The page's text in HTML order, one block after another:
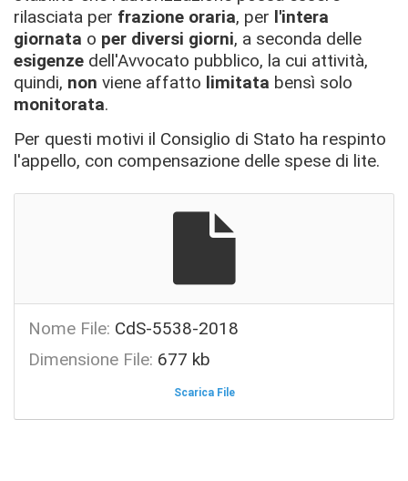
rilasciata per frazione oraria, per l'intera
giornata o per diversi giorni, a seconda delle
esigenze dell'Avvocato pubblico, la cui attività,
quindi, non viene affatto limitata bensì solo
monitorata.
Per questi motivi il Consiglio di Stato ha respinto
l'appello, con compensazione delle spese di lite.
Nome File: CdS-5538-2018
Dimensione File: 677 kb
Scarica File